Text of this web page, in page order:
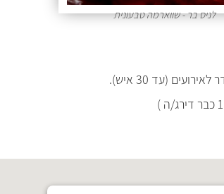
לניס בר - שווארמה טבעונית
(עד 30 איש).
1 כבר דירג/ה )